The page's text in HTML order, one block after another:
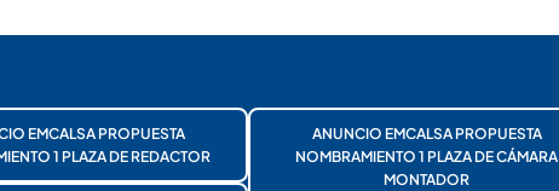
EMCALSA PROPUESTA
1 PLAZA DE REDACTOR
ANUNCIO EMCALSA PROPUESTA
NOMBRAMIENTO 1 PLAZA DE CÁMARA
MONTADOR